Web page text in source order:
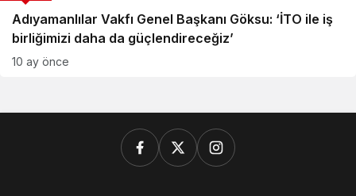
Adıyamanlılar Vakfı Genel Başkanı Göksu: ‘İTO ile iş
birliğimizi daha da güçlendireceğiz’
10 ay önce